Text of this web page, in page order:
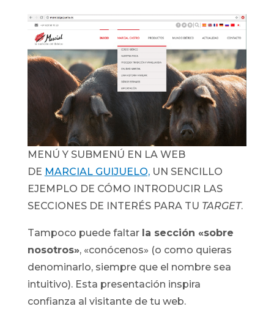
MENÚ Y SUBMENÚ EN LA WEB
DE MARCIAL GUIJUELO,UN SENCILLO
EJEMPLO DE CÓMO INTRODUCIR LAS
SECCIONES DE INTERÉS PARA TU TARGET.
Tampoco puede faltar la sección «sobre
nosotros», «conócenos» (o como quieras
denominarlo, siempre que el nombre sea
intuitivo). Esta presentación inspira
confianza al visitante de tu web.